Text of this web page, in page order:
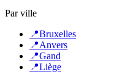
Par ville
📍Bruxelles
📍Anvers
📍Gand
📍Liège